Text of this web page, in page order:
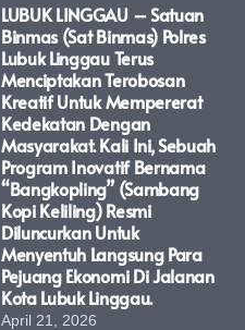
LUBUK LINGGAU – Satuan
Binmas (Sat Binmas) Polres
Lubuk Linggau Terus
Menciptakan Terobosan
Kreatif Untuk Mempererat
Kedekatan Dengan
Masyarakat. Kali Ini, Sebuah
Program Inovatif Bernama
“Bangkopling” (Sambang
Kopi Keliling) Resmi
Diluncurkan Untuk
Menyentuh Langsung Para
Pejuang Ekonomi Di Jalanan
Kota Lubuk Linggau.
April 21, 2026